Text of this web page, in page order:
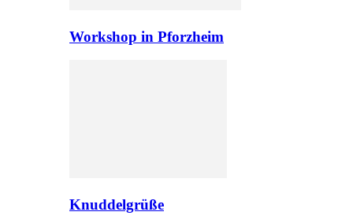
Workshop in Pforzheim
Knuddelgrüße